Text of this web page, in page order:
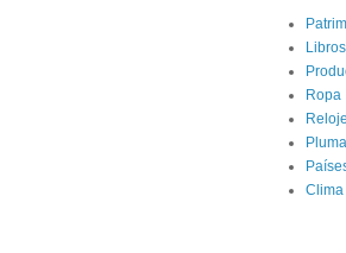
Libros
Ropa
Clima